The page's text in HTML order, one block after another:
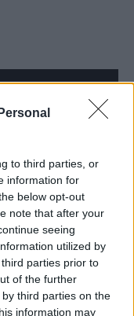
to third parties, or
information for
below opt-out
note that after your
seeing
utilized by
parties prior to
of the further
third parties on the
information may